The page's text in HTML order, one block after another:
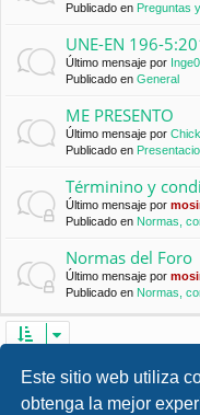
Este sitio web utiliza
obtenga la mejor
Publicado en Preguntas
UNE-EN 196-
Último mensaje por
Publicado en General
ME PRESENTO
Último mensaje por
Publicado en
Términino y
Último mensaje por
Publicado en Normas,
Normas del Foro
Último mensaje por
Publicado en Normas,